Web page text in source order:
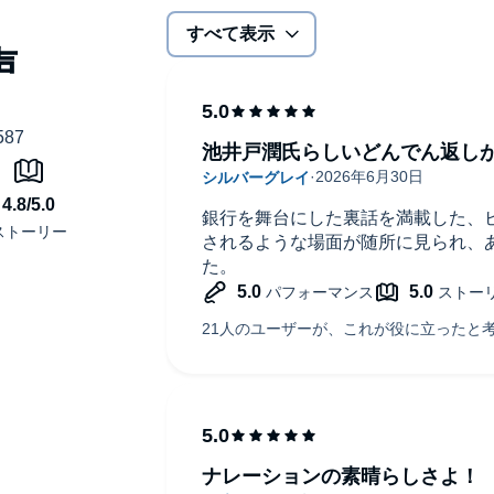
すべて表示
銀行を舞台にした裏話を満載した、
されるような場面が随所に見られ
た。
池井戸潤氏らしいどんでん返し
ナレーションの素晴らしさよ！